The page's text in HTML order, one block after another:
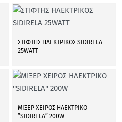
ΣΤΙΦΤΗΣ ΗΛΕΚΤΡΙΚΟΣ SIDIRELA
25WATT
ΜΙΞΕΡ ΧΕΙΡΟΣ ΗΛΕΚΤΡΙΚΟ
”SIDIRELA” 200W